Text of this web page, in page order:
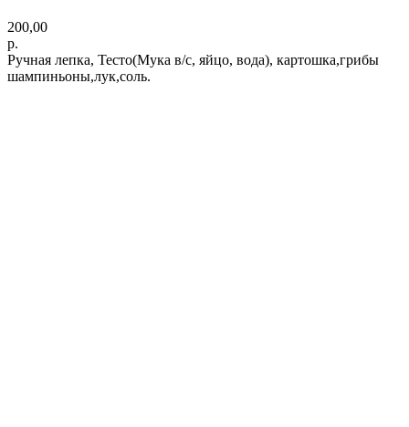
200,00
р.
Ручная лепка, Тесто(Мука в/с, яйцо, вода), картошка,грибы
шампиньоны,лук,соль.